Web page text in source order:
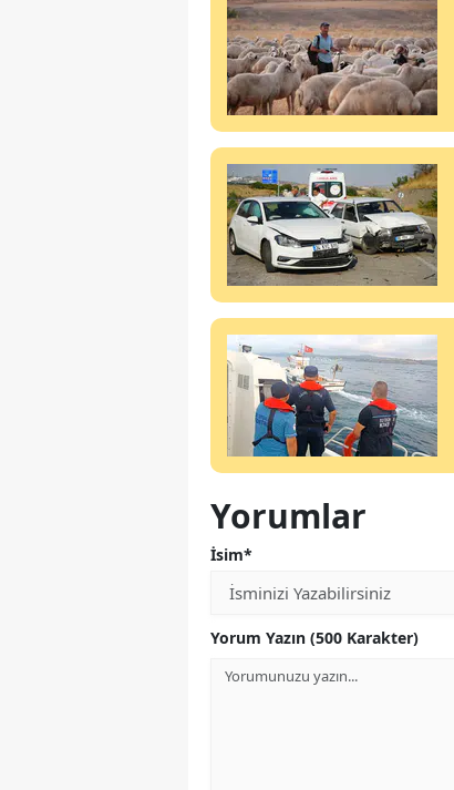
Yorumlar
İsim*
Yorum Yazın (500 Karakter)